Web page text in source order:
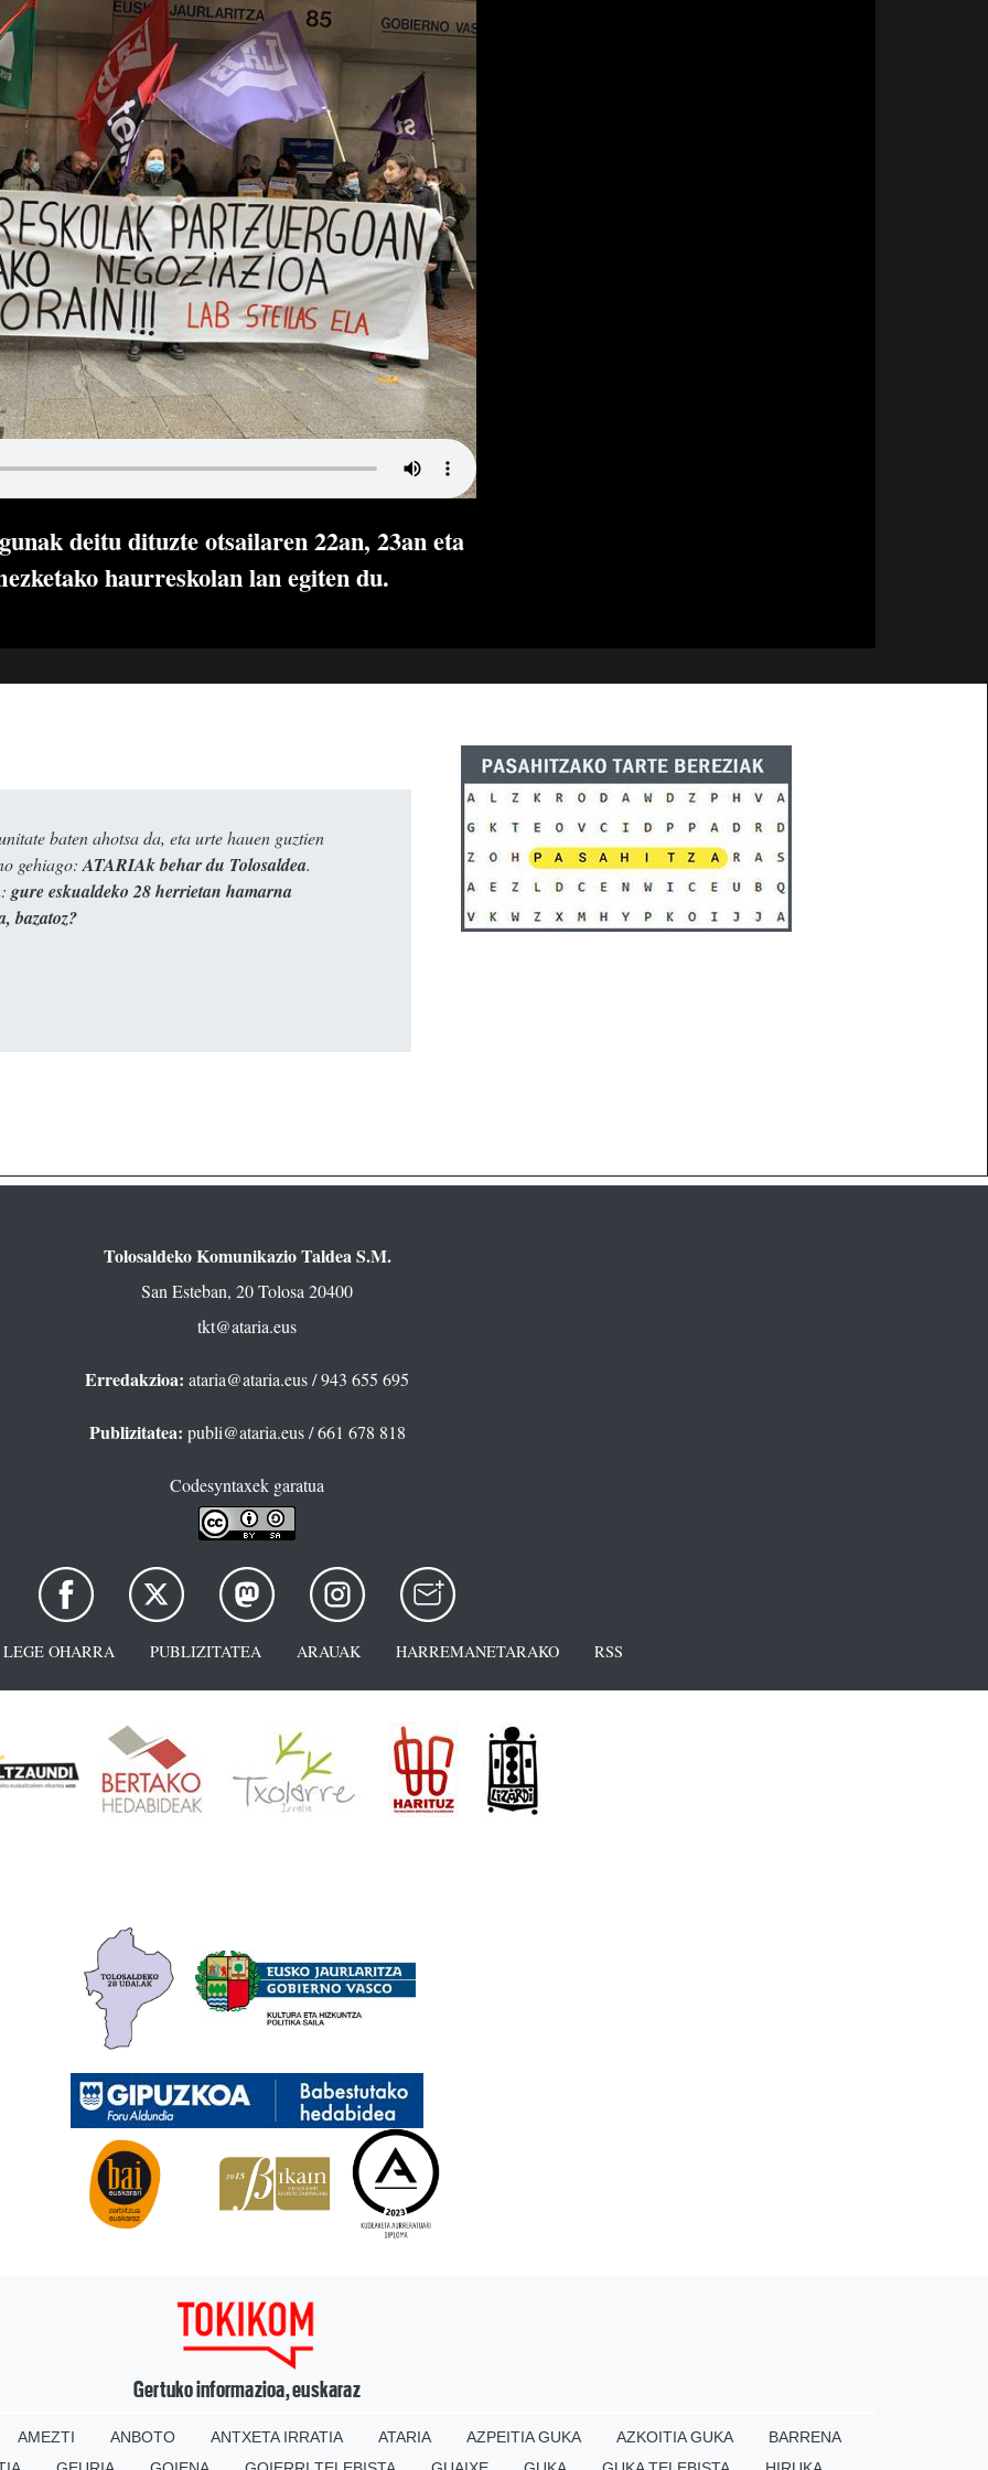
deitu dituzte otsailaren 22an, 23an eta
haurreskolan lan egiten du.
baten ahotsa da, eta urte hauen guztien
gehiago: ATARIAk behar du Tolosaldea.
gure eskualdeko 28 herrietan hamarna
bazatoz?
Tolosaldeko Komunikazio Taldea S.M.
San Esteban, 20 Tolosa 20400
tkt@ataria.eus
Erredakzioa: ataria@ataria.eus/ 943 655 695
Publizitatea: publi@ataria.eus/ 661 678 818
Codesyntaxek garatua
LEGE OHARRA PUBLIZITATEA ARAUAK HARREMANETARAKO RSS
Gertuko informazioa, euskaraz
AMEZTI ANBOTO ANTXETA IRRATIA ATARIA AZPEITIA GUKA AZKOITIA GUKA
BARRENA